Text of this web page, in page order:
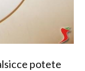
potete